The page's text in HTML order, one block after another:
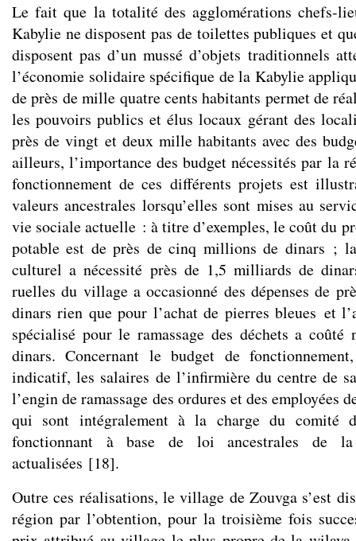
Le fait que la totalité des agglomérations chefs-
Kabylie ne disposent pas de toilettes publiques et
disposent pas d’un mussé d’objets traditionnels
l’économie solidaire spécifique de la Kabylie
de près de mille quatre cents habitants permet de
les pouvoirs publics et élus locaux gérant des
près de vingt et deux mille habitants avec des
ailleurs, l’importance des budget nécessités par la
fonctionnement de ces différents projets est
valeurs ancestrales lorsqu’elles sont mises au
vie sociale actuelle : à titre d’exemples, le coût du
potable est de près de cinq millions de dinars ;
culturel a nécessité près de 1,5 milliards de
ruelles du village a occasionné des dépenses de
dinars rien que pour l’achat de pierres bleues et
spécialisé pour le ramassage des déchets a
dinars. Concernant le budget de
indicatif, les salaires de l’infirmière du centre de
l’engin de ramassage des ordures et des employées
qui sont intégralement à la charge du comité
fonctionnant à base de loi ancestrales de
actualisées [18].
Outre ces réalisations, le village de Zouvga s’est
région par l’obtention, pour la troisième fois